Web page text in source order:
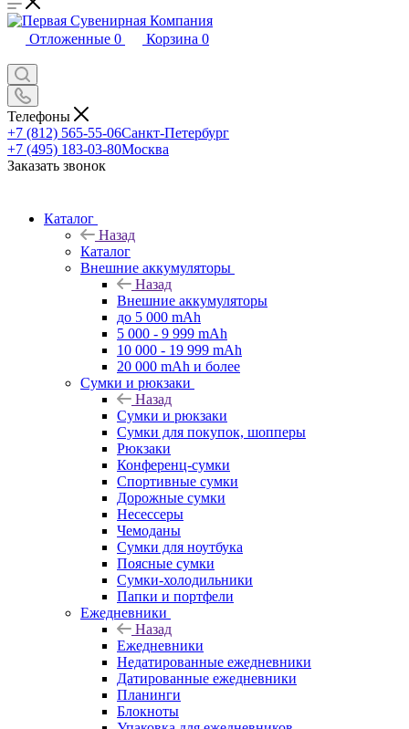
Отложенные 0 Корзина 0
Телефоны
+7 (812) 565-55-06Санкт-Петербург
+7 (495) 183-03-80Москва
Заказать звонок
Каталог
Назад
Каталог
Внешние аккумуляторы
Назад
Внешние аккумуляторы
до 5 000 mAh
5 000 - 9 999 mAh
10 000 - 19 999 mAh
20 000 mAh и более
Сумки и рюкзаки
Назад
Сумки и рюкзаки
Сумки для покупок, шопперы
Рюкзаки
Конференц-сумки
Спортивные сумки
Дорожные сумки
Несессеры
Чемоданы
Сумки для ноутбука
Поясные сумки
Сумки-холодильники
Папки и портфели
Ежедневники
Назад
Ежедневники
Недатированные ежедневники
Датированные ежедневники
Планинги
Блокноты